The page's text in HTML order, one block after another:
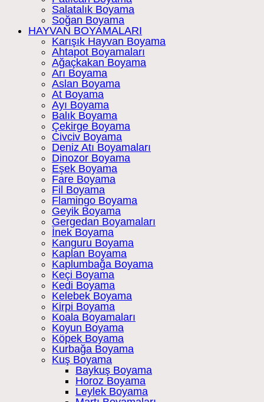
Salatalık Boyama
Soğan Boyama
HAYVAN BOYAMALARI
Karışık Hayvan Boyama
Ahtapot Boyamaları
Ağaçkakan Boyama
Arı Boyama
Aslan Boyama
At Boyama
Ayı Boyama
Balık Boyama
Çekirge Boyama
Civciv Boyama
Deniz Atı Boyamaları
Dinozor Boyama
Eşek Boyama
Fare Boyama
Fil Boyama
Flamingo Boyama
Geyik Boyama
Gergedan Boyamaları
İnek Boyama
Kanguru Boyama
Kaplan Boyama
Kaplumbağa Boyama
Keçi Boyama
Kedi Boyama
Kelebek Boyama
Kirpi Boyama
Koala Boyamaları
Koyun Boyama
Köpek Boyama
Kurbağa Boyama
Kuş Boyama
Baykuş Boyama
Horoz Boyama
Leylek Boyama